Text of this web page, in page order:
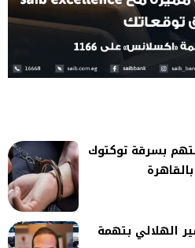
بسرقة توكتوك
الهلالي بتهمة